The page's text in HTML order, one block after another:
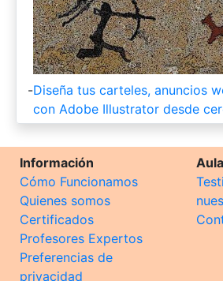
-Diseña tus carteles, anuncios
con Adobe Illustrator desde
Información
Cómo Funcionamos
Quienes somos
Certificados
Profesores Expertos
Preferencias de
privacidad